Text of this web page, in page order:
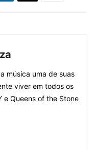
música uma de suas
viver em todos os
e Queens of the Stone